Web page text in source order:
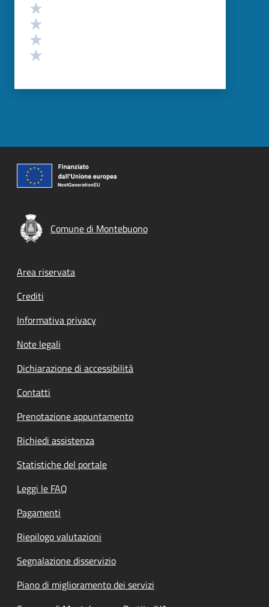
Comune di Montebuono
Footer menu
Area riservata
Crediti
Informativa privacy
Note legali
Dichiarazione di accessibilità
Contatti
Prenotazione appuntamento
Richiedi assistenza
Statistiche del portale
Leggi le FAQ
Pagamenti
Riepilogo valutazioni
Segnalazione disservizio
Piano di miglioramento dei servizi